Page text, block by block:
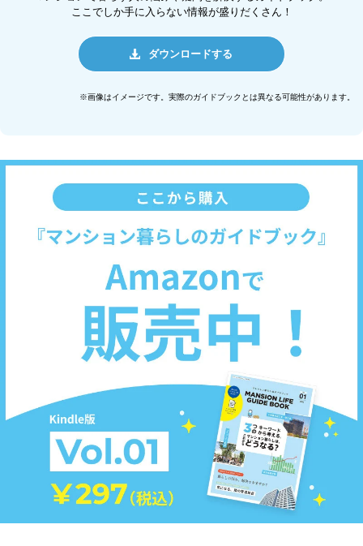
ここでしか手に入らない情報が盛りだくさん！
ダウンロードする
※画像はイメージです。実際のガイドブックとは異なる可能性があります。